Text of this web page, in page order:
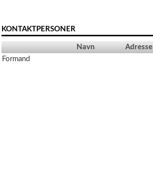
KONTAKTPERSONER
Navn Adresse
Formand